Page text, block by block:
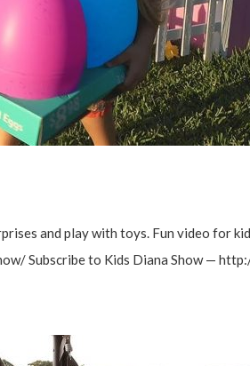
and play with toys. Fun video for
Subscribe to Kids Diana Show —